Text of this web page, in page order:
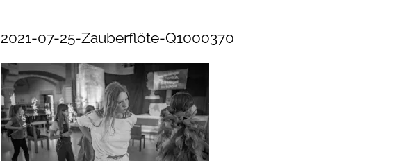
2021-07-25-Zauberflöte-Q1000370